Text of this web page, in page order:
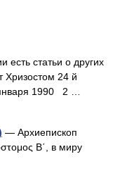
есть статьи о других
Хризостом 24 й
января 1990 2 …
— Архиепископ
Β΄, в миру